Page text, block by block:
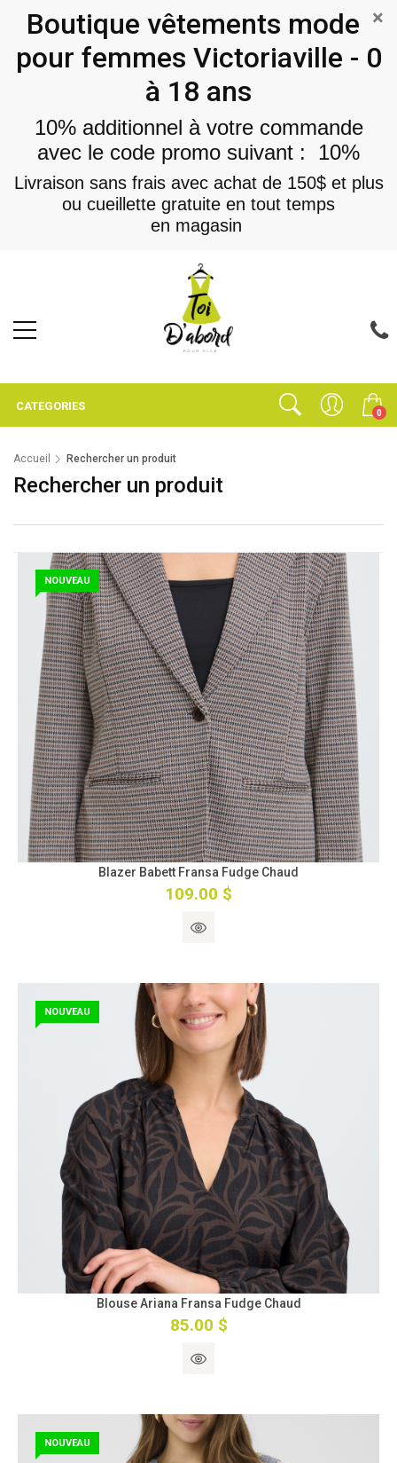
×
Boutique vêtements mode
pour femmes Victoriaville - 0
à 18 ans
10% additionnel à votre commande
avec le code promo suivant : 10%
Livraison sans frais avec achat de 150$ et plus
ou cueillette gratuite en tout temps
en magasin
0
CATEGORIES
Accueil Rechercher un produit
Rechercher un produit
NOUVEAU
Blazer Babett Fransa Fudge Chaud
109.00 $
NOUVEAU
Blouse Ariana Fransa Fudge Chaud
85.00 $
NOUVEAU